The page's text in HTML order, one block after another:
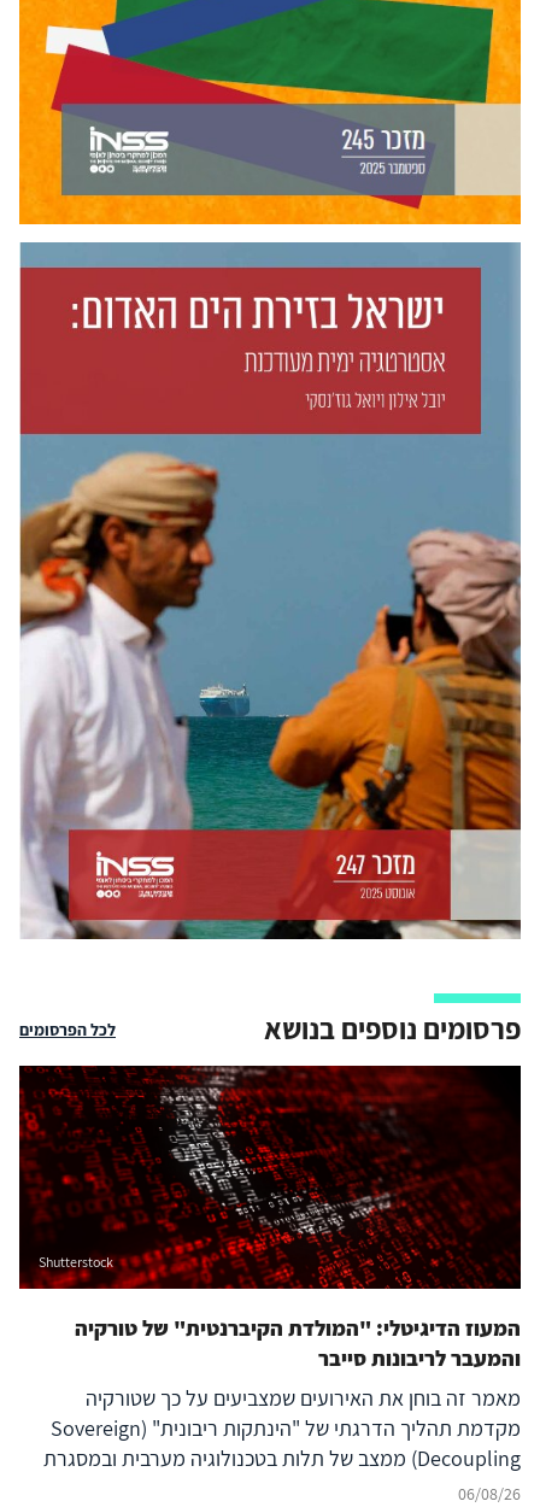
פרסומים נוספים בנושא לכל הפרסומים
Shutterstock
המעוז הדיגיטלי: "המולדת הקיברנטית" של טורקיה
והמעבר לריבונות סייבר
מאמר זה בוחן את האירועים שמצביעים על כך שטורקיה
מקדמת תהליך הדרגתי של "הינתקות ריבונית" (Sovereign
Decoupling) ממצב של תלות בטכנולוגיה מערבית ובמסגרת
ברית נאט"ו לעבר בניית יכולת סייבר עצמאית ולמעצמת סייבר
06/08/26